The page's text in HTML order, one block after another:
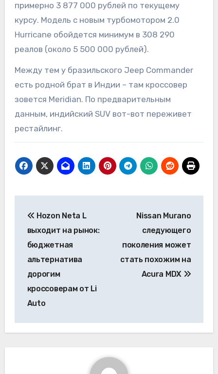
примерно 3 877 000 рублей по текущему
курсу. Модель с новым турбомотором 2.0
Hurricane обойдется минимум в 308 290
реалов (около 5 500 000 рублей).
Между тем у бразильского Jeep Commander
есть родной брат в Индии – там кроссовер
зовется Meridian. По предварительным
данным, индийский SUV вот-вот переживет
рестайлинг.
по
записям
Hozon Neta L
выходит на рынок:
бюджетная
альтернатива
дорогим
кроссоверам от Li
Auto
Nissan Murano
следующего
поколения может
стать похожим на
Acura MDX